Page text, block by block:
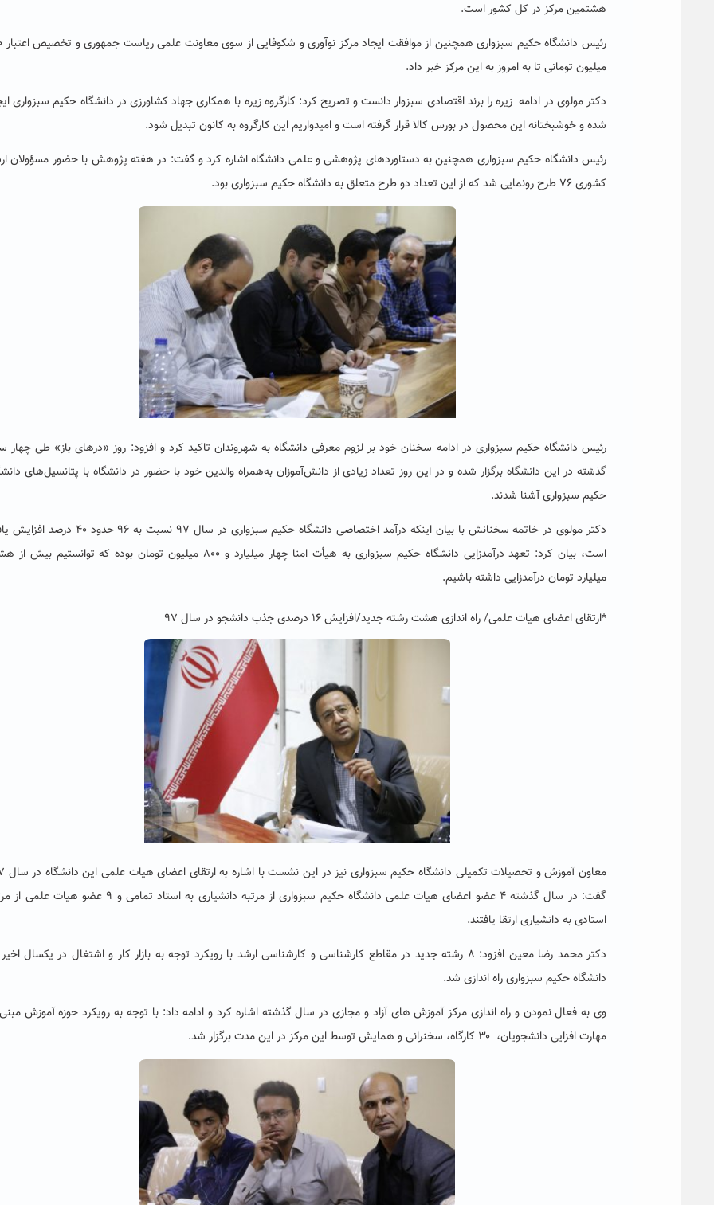
هشتمین مرکز در کل کشور است.
رئیس دانشگاه
میلیون تومانی تا به امروز به این مرکز خبر داد.
دکتر مولوی در ادامه زیره را برند اقتصادی سبزوار دانست و تصریح کرد: کارگروه زیره با همکاری جهاد کشاورزی در دانشگاه حکیم سبزواری
شده و خوشبختانه این محصول در بورس کالا قرار گرفته است و امیدواریم این کارگروه به کانون تبدیل شود.
رئیس دانشگاه حکیم سبزواری همچنین به دستاوردهای پژوهشی و علمی دانشگاه اشاره کرد و گفت: در هفته پژوهش با حضور مسؤولان
کشوری ۷۶ طرح رونمایی شد که از این تعداد دو طرح متعلق به دانشگاه حکیم سبزواری بود.
رئیس دانشگاه حکیم سبزواری در ادامه سخنان خود بر لزوم‌ معرفی دانشگاه به شهروندان تاکید کرد و افزود: روز «درهای باز» طی چهار
گذشته در این دانشگاه برگزار شده و در این روز تعداد زیادی از دانش‌آموزان به‌همراه والدین خود با حضور در دانشگاه با پتانسیل‌های
حکیم سبزواری آشنا شدند.
دکتر مولوی در خاتمه سخنانش با بیان اینکه درآمد اختصاصی دانشگاه حکیم سبزواری در سال ۹۷ نسبت به ۹۶
است، بیان کرد: تعهد درآمدزایی دانشگاه حکیم سبزواری به هیأت امنا چهار میلیارد و ۸۰۰ میلیون تومان بوده که توانستیم
میلیارد تومان درآمدزایی داشته باشیم.
*ارتقای اعضای هیات علمی/ راه اندازی هشت رشته جدید/افزایش ۱۶ درصدی جذب دانشجو در سال ۹۷
گفت: در سال گذشته ۴ عضو اعضای هیات علمی دانشگاه حکیم سبزواری از مرتبه دانشیاری به استاد تمامی و ۹ عضو
استادی به دانشیاری ارتقا یافتند.
دکتر محمد رضا معین افزود: ۸ رشته جدید در مقاطع کارشناسی و کارشناسی ارشد با رویکرد توجه به بازار کار و اشتغال در یکسال
دانشگاه حکیم سبزواری راه اندازی شد.
وی به فعال نمودن و راه اندازی مرکز آموزش های آزاد و مجازی در سال گذشته اشاره کرد و ادامه داد: با توجه به رویکرد حوزه آموزش
مهارت افزایی دانشجویان، ۳۰ کارگاه، سخنرانی و همایش توسط این مرکز در این مدت برگزار شد.